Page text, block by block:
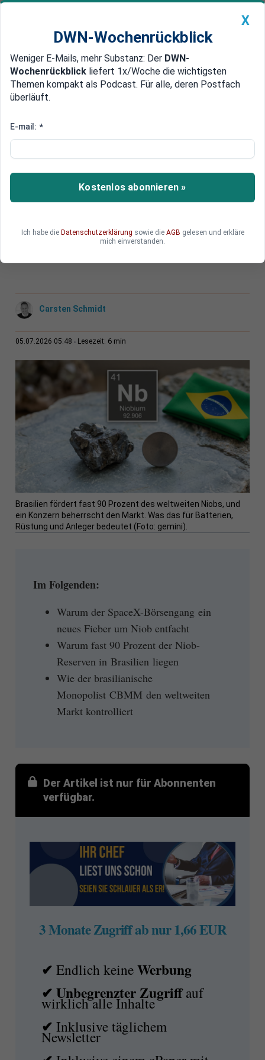
Newsticker MEIN DWN: Geldanlage Premium
Edelmetalle DWN-Magazin China
Niob: Brasiliens Monopol über
Der historische SpaceX-Börsengang hat auch
den Rohstoff Niob ins Rampenlicht der Märkte
gerückt. In Brasilien lagern knapp 90 Prozent der
Konzern den Weltmarkt beherrscht, ist zwischen
der EU und China ein Machtkampf um das Metall
Carsten Schmidt
05.07.2026 05:48 Lesezeit: 6 min
Brasilien fördert fast 90 Prozent des weltweiten Niobs, und
ein Konzern beherrscht den Markt. Was das für Batterien,
Rüstung und Anleger bedeutet (Foto: gemini).
Im Folgenden:
Warum der SpaceX-Börsengang ein
neues Fieber um Niob entfacht
Warum fast 90 Prozent der Niob-
Reserven in Brasilien liegen
Wie der brasilianische
Monopolist CBMM den weltweiten
Markt kontrolliert
Der Artikel ist nur für Abonnenten
verfügbar.
3 Monate Zugriff ab nur 1,66 EUR
✔Endlich keineWerbung
✔ Unbegrenzter Zugriffauf
wirklich alle Inhalte
✔Inklusive täglichem
Newsletter
X
DWN-Wochenrückblick
Weniger E-Mails, mehr Substanz: Der DWN-
Wochenrückblick liefert 1x/Woche die wichtigsten
Themen kompakt als Podcast. Für alle, deren Postfach
überläuft.
E-mail: *
Kostenlos abonnieren »
Ich habe die Datenschutzerklärung sowie die AGB gelesen und erkläre
mich einverstanden.